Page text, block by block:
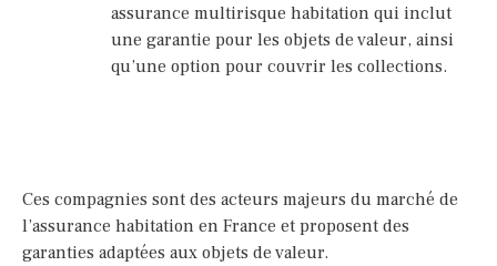
assurance multirisque habitation qui inclut
une garantie pour les objets de valeur, ainsi
qu’une option pour couvrir les collections.
Ces compagnies sont des acteurs majeurs du marché de
l’assurance habitation en France et proposent des
garanties adaptées aux objets de valeur.